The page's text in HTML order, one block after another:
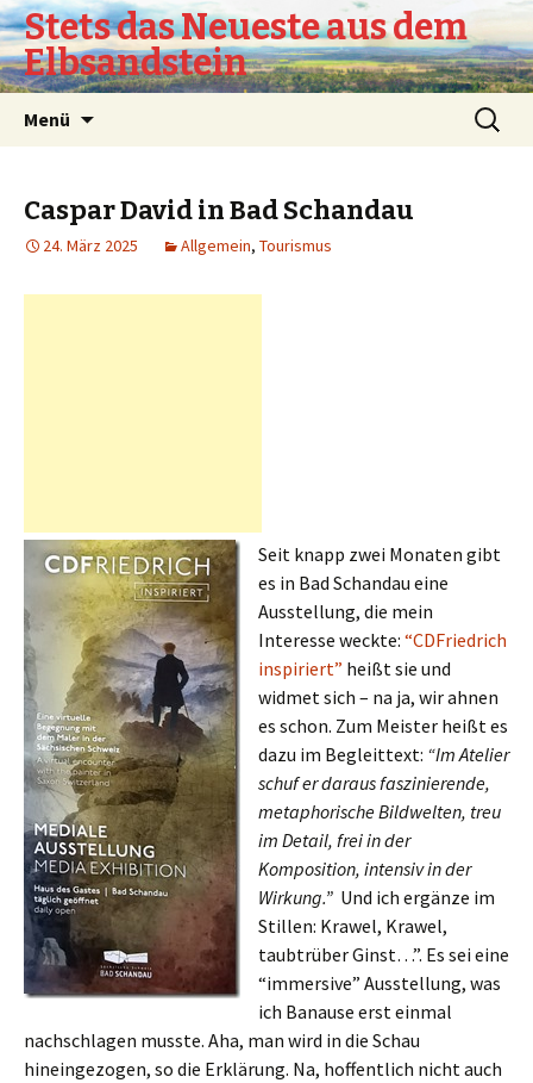
Stets das Neueste aus dem
Elbsandstein
Menü
Suchen
nach:
Caspar David in Bad Schandau
24. März 2025 Allgemein, Tourismus
Seit knapp zwei Monaten gibt
es in Bad Schandau eine
Ausstellung, die mein
Interesse weckte: “CDFriedrich
inspiriert” heißt sie und
widmet sich – na ja, wir ahnen
es schon. Zum Meister heißt es
dazu im Begleittext: “Im Atelier
schuf er daraus faszinierende,
metaphorische Bildwelten, treu
im Detail, frei in der
Komposition, intensiv in der
Wirkung.” Und ich ergänze im
Stillen: Krawel, Krawel,
taubtrüber Ginst…”. Es sei eine
“immersive” Ausstellung, was
ich Banause erst einmal
nachschlagen musste. Aha, man wird in die Schau
hineingezogen, so die Erklärung. Na, hoffentlich nicht auch